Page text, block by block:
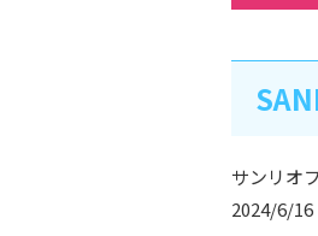
サンリオ
2024/6/16